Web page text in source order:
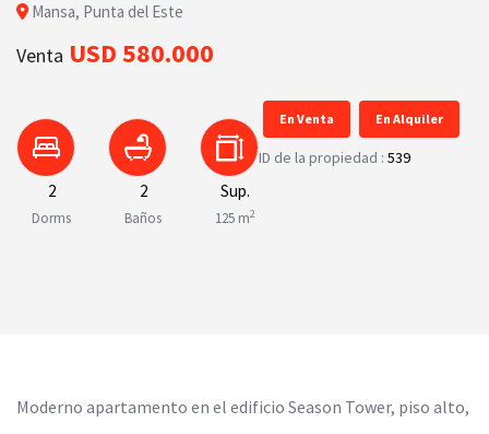
Mansa, Punta del Este
Venta USD 580.000
2
Dorms
2
Baños
Sup.
125 m2
En Venta En Alquiler
ID de la propiedad : 539
Moderno apartamento en el edificio Season Tower, piso alto,